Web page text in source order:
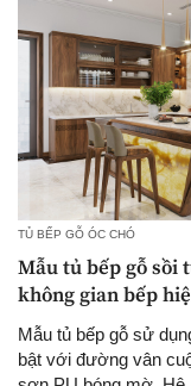
TỦ BẾP GỖ ÓC CHÓ
Mẫu tủ bếp gỗ sồi
không gian bếp
Mẫu tủ bếp gỗ sử
bật với đường vân